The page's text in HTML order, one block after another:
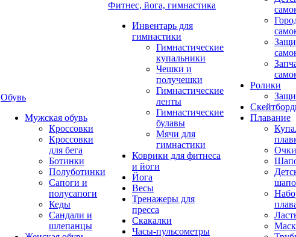
Обувь
Мужская обувь
Кроссовки
Кроссовки
для бега
Ботинки
Полуботинки
Сапоги и
полусапоги
Кеды
Сандали и
шлепанцы
Фитнес, йога, гимнастика
Инвентарь для
гимнастики
Гимнастические
купальники
Чешки и
получешки
Гимнастические
ленты
Гимнастические
булавы
Мячи для
гимнастики
Коврики для фитнеса
и йоги
Йога
Весы
Тренажеры для
пресса
Скакалки
Часы-пульсометры
Ролики
Плавание
Очки